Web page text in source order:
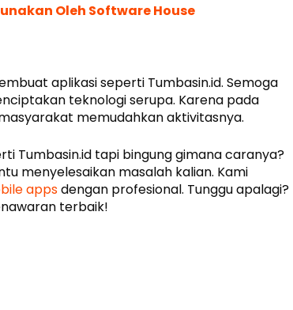
Oleh Software House
aplikasi seperti Tumbasin.id. Semoga
teknologi serupa. Karena pada
memudahkan aktivitasnya.
Tumbasin.id tapi bingung gimana caranya?
menyelesaikan masalah kalian. Kami
appsdengan profesional. Tunggu apalagi?
terbaik!